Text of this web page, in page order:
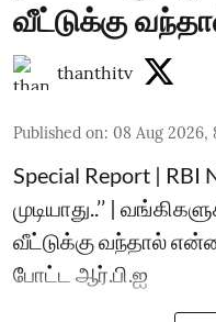
வீட்டுக்கு
thanthitv
Published on: 08 Aug 2026,
Special Report | RBI
முடியாது..’’ |
வீட்டுக்கு வந்தால்
போட்ட ஆர்.பி.ஐ